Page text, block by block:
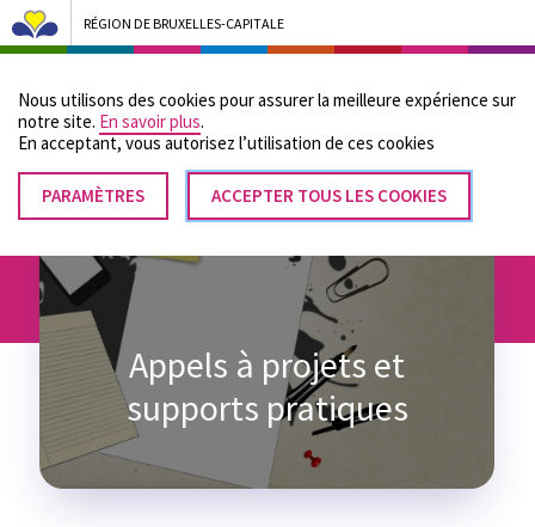
Nous utilisons des cookies pour assurer la meilleure expérience sur
notre site. En savoir plus.
En acceptant, vous autorisez lʼutilisation de ces cookies
PARAMÈTRES ACCEPTER TOUS LES COOKIES
RETIRER
LE
RÉGION DE BRUXELLES-CAPITALE
Bruxelles Pouvoirs Locaux - Aller à la page d'accueil
Menu
Fil
d'Ariane
Accueil Appels à projets et supports pratiques
Appels à projets et
supports pratiques